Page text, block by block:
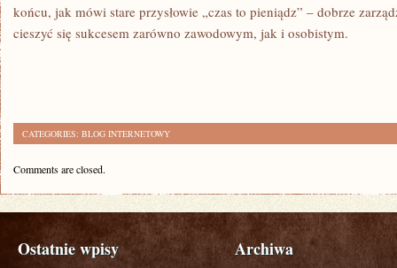
końcu, jak‍ mówi stare przysłowie „czas to ​pieniądz” –‌ dobrze
cieszyć się⁢ sukcesem‍ zarówno zawodowym, ⁣jak i osobistym.
CATEGORIES: BLOG INTERNETOWY
Comments are closed.
Ostatnie wpisy Archiwa